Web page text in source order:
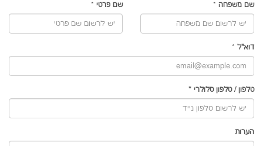
שם פרטי * שם משפחה *
דוא"ל *
טלפון /טלפון סלולרי *
הערות